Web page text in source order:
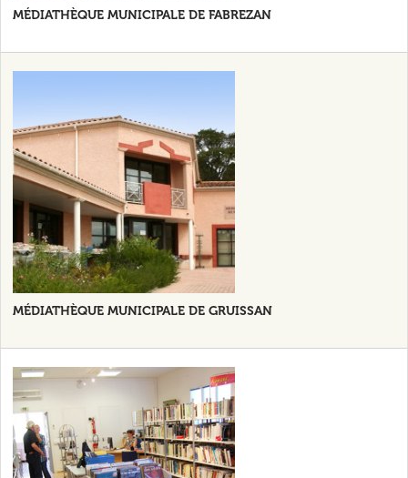
MÉDIATHÈQUE MUNICIPALE DE FABREZAN
MÉDIATHÈQUE MUNICIPALE DE GRUISSAN